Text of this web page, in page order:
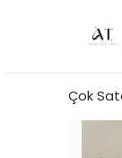
Çok